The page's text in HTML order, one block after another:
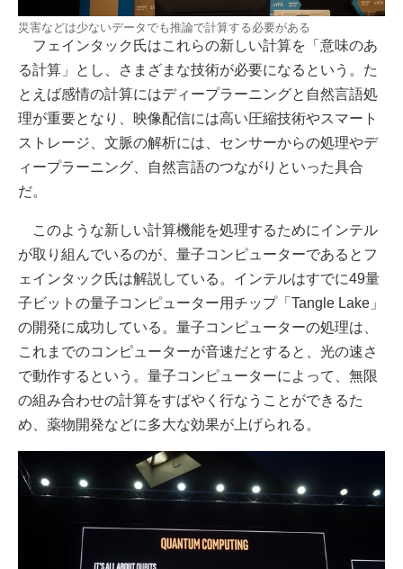
災害などは少ないデータでも推論で計算する必要がある
フェインタック氏はこれらの新しい計算を「意味のあ
る計算」とし、さまざまな技術が必要になるという。た
とえば感情の計算にはディープラーニングと自然言語処
理が重要となり、映像配信には高い圧縮技術やスマート
ストレージ、文脈の解析には、センサーからの処理やデ
ィープラーニング、自然言語のつながりといった具合
だ。
このような新しい計算機能を処理するためにインテル
が取り組んでいるのが、量子コンピューターであるとフ
ェインタック氏は解説している。インテルはすでに49量
子ビットの量子コンピューター用チップ「Tangle Lake」
の開発に成功している。量子コンピューターの処理は、
これまでのコンピューターが音速だとすると、光の速さ
で動作するという。量子コンピューターによって、無限
の組み合わせの計算をすばやく行なうことができるた
め、薬物開発などに多大な効果が上げられる。